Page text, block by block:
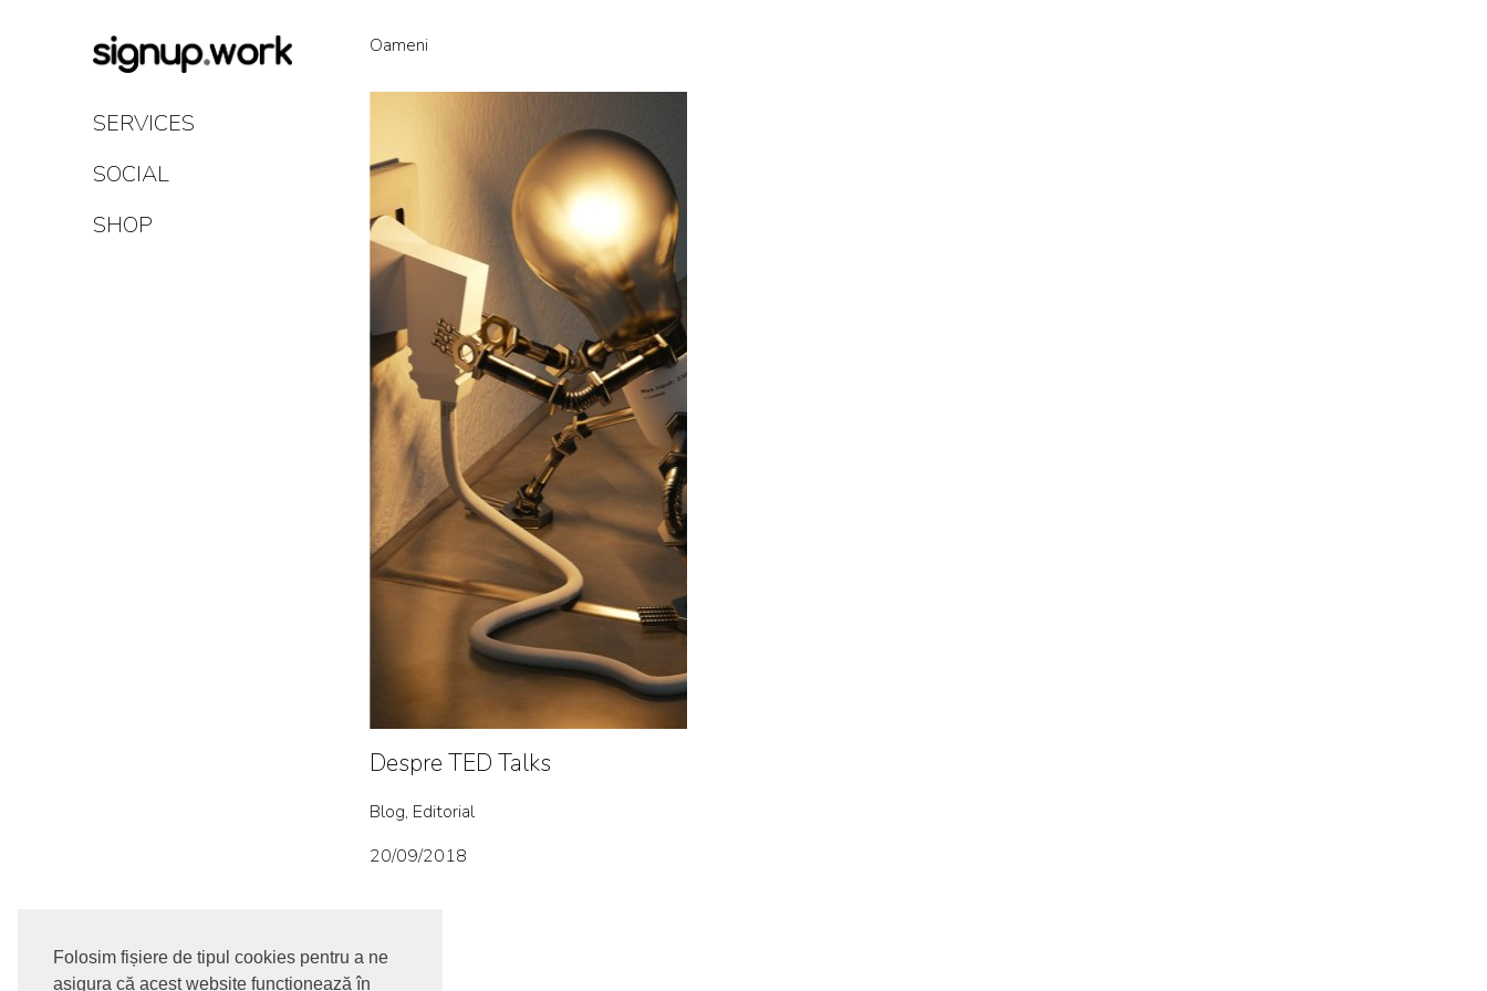
Folosim fișiere de tipul cookies pentru a ne
asigura că acest website funcționează în
Content
SERVICES
SOCIAL
SHOP
Oameni
Despre TED Talks
Blog, Editorial
20/09/2018